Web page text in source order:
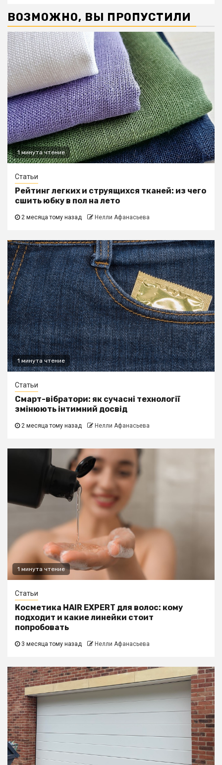
ВОЗМОЖНО, ВЫ ПРОПУСТИЛИ
1 минута чтение
Статьи
Рейтинг легких и струящихся тканей: из чего
сшить юбку в пол на лето
2 месяца тому назад Нелли Афанасьева
1 минута чтение
Статьи
Смарт-вібратори: як сучасні технології
змінюють інтимний досвід
2 месяца тому назад Нелли Афанасьева
1 минута чтение
Статьи
Косметика HAIR EXPERT для волос: кому
подходит и какие линейки стоит
попробовать
3 месяца тому назад Нелли Афанасьева